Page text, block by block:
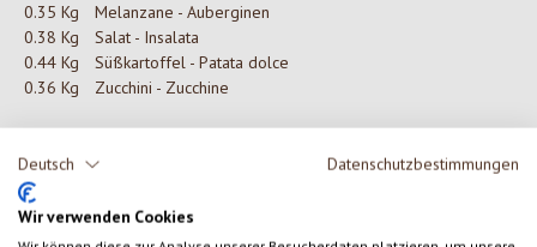
Deutsch Datenschutzbestimmungen
Wir verwenden Cookies
0.35 Kg
Melanzane - Auberginen
0.38 Kg
Salat - Insalata
0.44 Kg
Süßkartoffel - Patata dolce
0.36 Kg
Zucchini - Zucchine
0 von 0 Bewertungen